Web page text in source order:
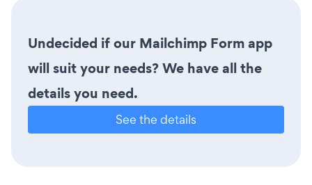
Undecided if our Mailchimp Form app
will suit your needs? We have all the
details you need.
See the details